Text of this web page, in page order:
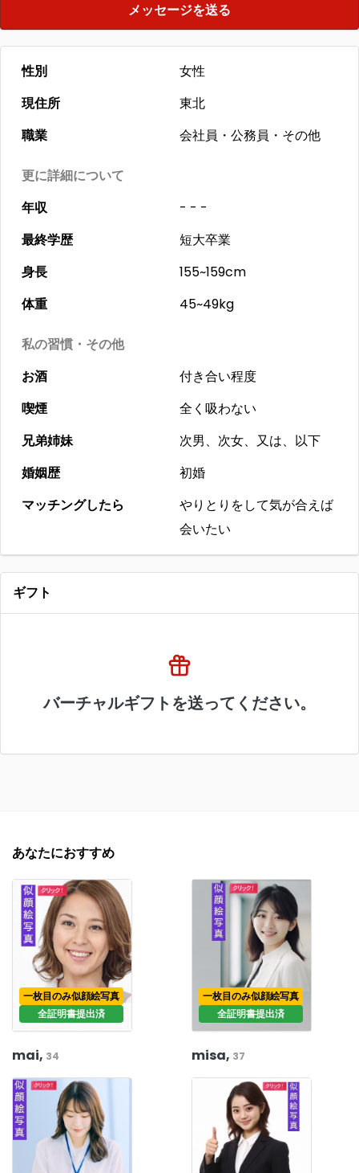
メッセージを送る
性別
女性
現住所
東北
職業
会社員・公務員・その他
更に詳細について
年収
- - -
最終学歴
短大卒業
身長
155~159cm
体重
45~49kg
私の習慣・その他
お酒
付き合い程度
喫煙
全く吸わない
兄弟姉妹
次男、次女、又は、以下
婚姻歴
初婚
マッチングしたら
やりとりをして気が合えば
会いたい
ギフト
バーチャルギフトを送ってください。
あなたにおすすめ
一枚目のみ似顔絵写真
全証明書提出済
mai, 34
一枚目のみ似顔絵写真
全証明書提出済
misa, 37